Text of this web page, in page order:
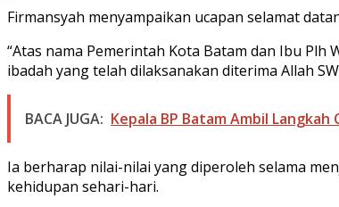
Firmansyah menyampaikan ucapan selamat
“Atas nama Pemerintah Kota Batam dan Ibu Plh
ibadah yang telah dilaksanakan diterima Allah
BACA JUGA: Kepala BP Batam Ambil
Ia berharap nilai-nilai yang diperoleh selama
kehidupan sehari-hari.